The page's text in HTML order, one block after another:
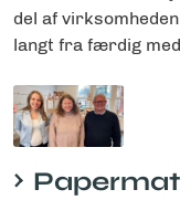
del af
langt fra færdig